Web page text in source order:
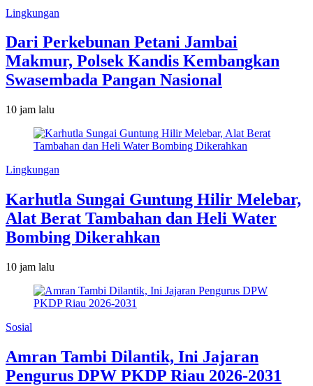
Lingkungan
Dari Perkebunan Petani Jambai
Makmur, Polsek Kandis Kembangkan
Swasembada Pangan Nasional
10 jam lalu
Lingkungan
Karhutla Sungai Guntung Hilir Melebar,
Alat Berat Tambahan dan Heli Water
Bombing Dikerahkan
10 jam lalu
Sosial
Amran Tambi Dilantik, Ini Jajaran
Pengurus DPW PKDP Riau 2026-2031